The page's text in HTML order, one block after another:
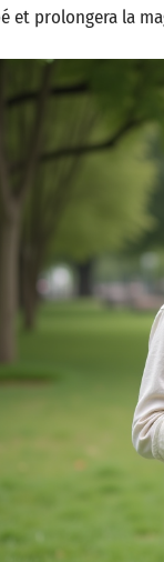
et prolongera la